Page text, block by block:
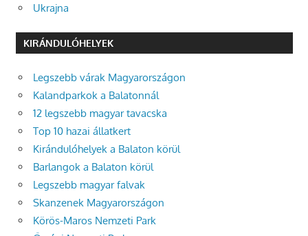
Ukrajna
KIRÁNDULÓHELYEK
Legszebb várak Magyarországon
Kalandparkok a Balatonnál
12 legszebb magyar tavacska
Top 10 hazai állatkert
Kirándulóhelyek a Balaton körül
Barlangok a Balaton körül
Legszebb magyar falvak
Skanzenek Magyarországon
Körös-Maros Nemzeti Park